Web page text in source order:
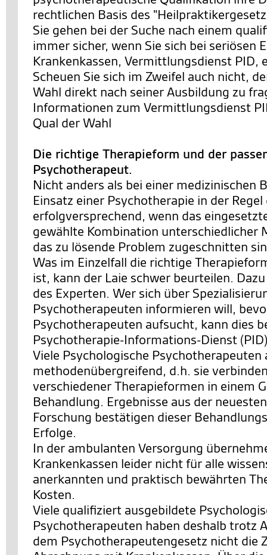
rechtlichen Basis des
Sie gehen bei der Suche nach einem
immer sicher, wenn Sie sich bei seriösen
Krankenkassen, Vermittlungsdienst PID,
Scheuen Sie sich im Zweifel auch nicht,
Wahl direkt nach seiner Ausbildung zu
Informationen zum Vermittlungsdienst
Qual der Wahl
Die richtige Therapieform und der
Psychotherapeut.
Nicht anders als bei einer medizinischen
Einsatz einer Psychotherapie in der
erfolgversprechend, wenn das
gewählte Kombination unterschiedlicher
das zu lösende Problem zugeschnitten
Was im Einzelfall die richtige
ist, kann der Laie schwer beurteilen.
des Experten. Wer sich über
Psychotherapeuten informieren will,
Psychotherapeuten aufsucht, kann dies
Psychotherapie-Informations-Dienst
Viele Psychologische
methodenübergreifend, d.h. sie
verschiedener Therapieformen in einem
Behandlung. Ergebnisse aus der
Forschung bestätigen dieser
Erfolge.
In der ambulanten Versorgung
Krankenkassen leider nicht für alle
anerkannten und praktisch bewährten
Kosten.
Viele qualifiziert ausgebildete
Psychotherapeuten haben deshalb trotz
dem Psychotherapeutengesetz nicht die